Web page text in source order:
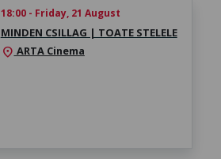
18:00 - Friday, 21 August
MINDEN CSILLAG | TOATE STELELE
location_onARTA Cinema